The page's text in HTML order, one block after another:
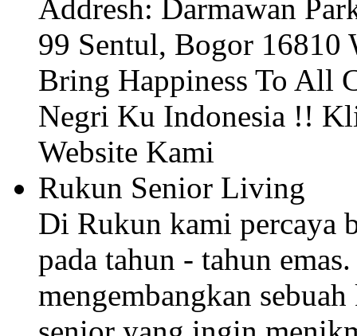
Addresh: Darmawan
99 Sentul, Bogor 16810
Bring Happiness To All
Negri Ku Indonesia !!
Website Kami
Rukun Senior Living
Di Rukun kami percaya
pada tahun - tahun
mengembangkan